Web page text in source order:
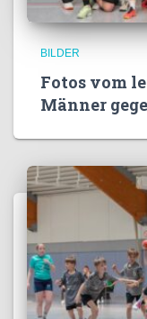
BILDER
Fotos vom
Männer